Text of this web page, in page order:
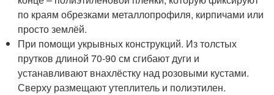
по краям обрезками металлопрофиля, кирпичами или
просто землёй.
При помощи укрывных конструкций. Из толстых
прутков длиной 70-90 см сгибают дуги и
устанавливают внахлёстку над розовыми кустами.
Сверху размещают утеплитель и полиэтилен.